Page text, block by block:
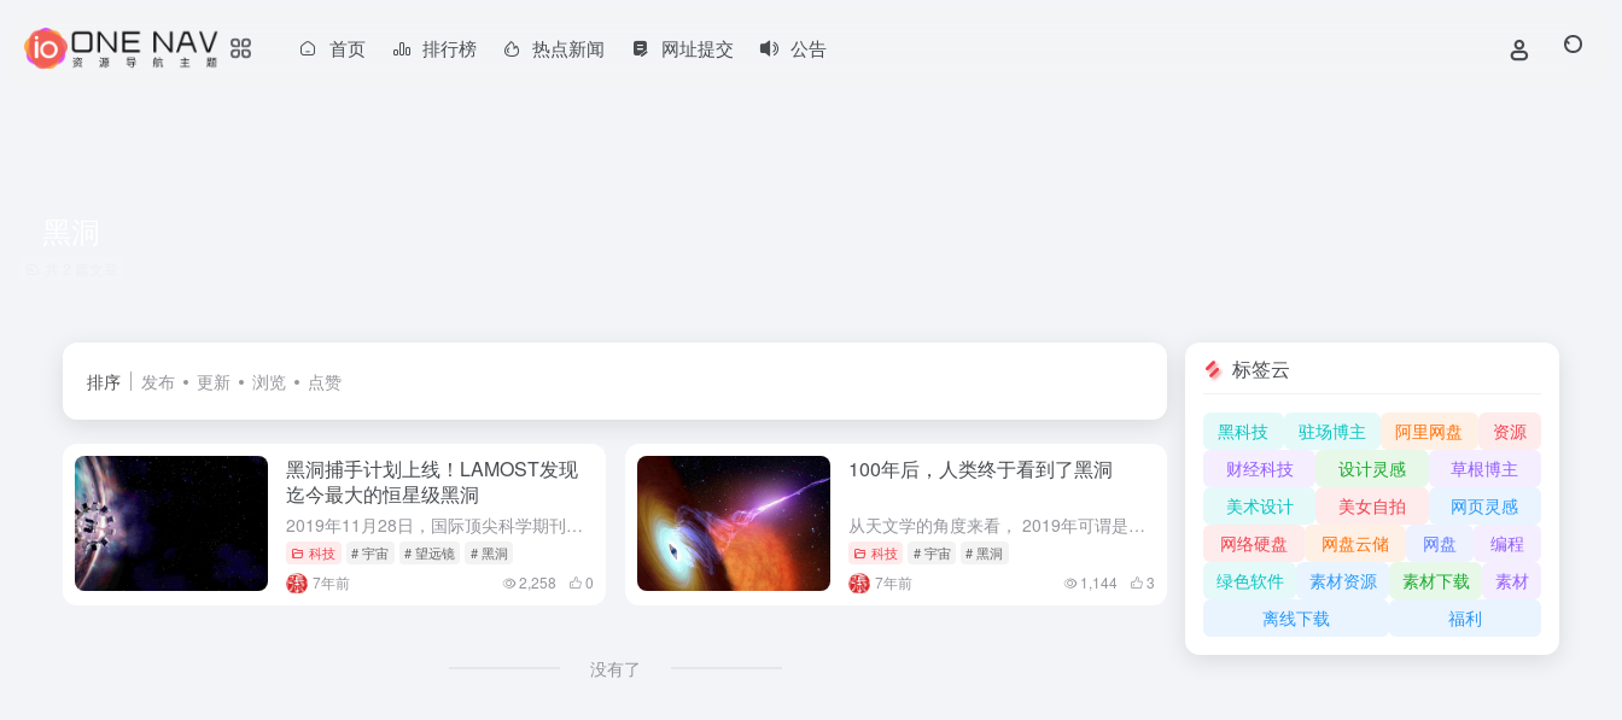
首页 排行榜 热点新闻 网址提交 公告
排序 发布 更新 浏览 点赞
黑洞捕手计划上线！LAMOST发现
迄今最大的恒星级黑洞
2019年11月28日，国际顶尖科学期刊《自然》在线发布了我国天文学家主导的一项重大发现。中国科学院国家天文台刘继峰、张昊彤研究员领导的研究团队发现了一颗迄今为止最大质量的恒星级黑洞，这颗70倍太阳质...
科技 # 宇宙 # 望远镜 # 黑洞
7年前 2,258 0
100年后，人类终于看到了黑洞
从天文学的角度来看， 2019年可谓是黑洞之年。 这一年，黑洞研究取得了多项突破性进展。4月10日，科学家发布首张全球唯一的黑洞照片；11月28日，中科院国家天文台的科研人员又发现了银河系当中最大的恒...
科技 # 宇宙 # 黑洞
7年前 1,144 3
没有了
标签云
黑科技 驻场博主 阿里网盘
资源
财经科技
设计灵感
草根博主
美术设计
美女自拍
网页灵感
网络硬盘
网盘云储 网盘
编程
绿色软件
素材资源 素材下载
素材
离线下载
福利